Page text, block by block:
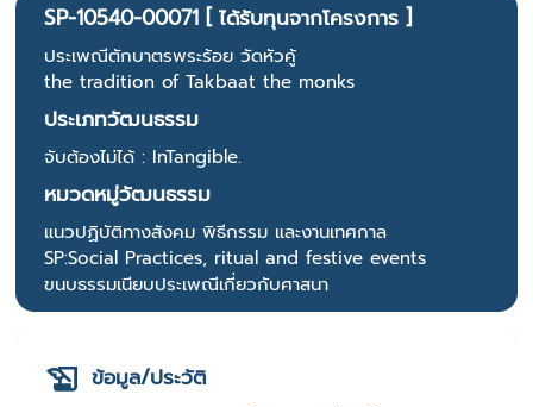
SP-10540-00071 [ ได้รับทุนจากโครงการ ]
ประเพณีตักบาตรพระร้อย วัดหัวคู้
the tradition of Takbaat the monks
ประเภทวัฒนธรรม
จับต้องไม่ได้ : InTangible.
หมวดหมู่วัฒนธรรม
แนวปฏิบัติทางสังคม พิธีกรรม และงานเทศกาล
SP:Social Practices, ritual and festive events
ขนบธรรมเนียบประเพณีเกี่ยวกับศาสนา
ข้อมูล/ประวัติ